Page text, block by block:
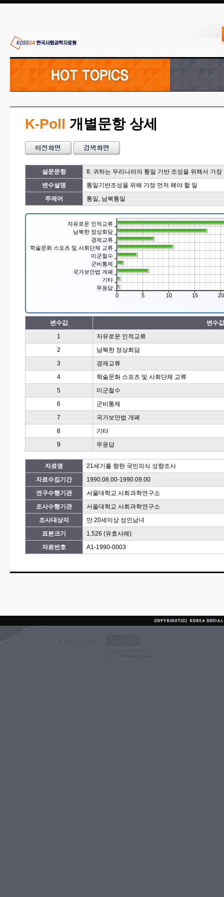
K-Poll 개별문항 상세
설문문항
8. 귀하는 우리나라의 통일 기반 조성을 위해서 가
변수설명
통일기반조성을 위해 가정 먼저 해야 할 일
주제어
통일, 남북통일
자유로운 인적교류
남북한 정상회담
경제교류
학술문화 스포츠 및 사회단체 교류
미군철수
군비통제
국가보안법 개폐
기타
무응답
0 5 10 15 20
변수값
변수
1
자유로운 인적교류
2
남북한 정상회담
3
경제교류
4
학술문화 스포츠 및 사회단체 교류
5
미군철수
6
군비통제
7
국가보안법 개폐
8
기타
9
무응답
자료명
21세기를 향한 국민의식 성향조사
자료수집기간
1990.08.00-1990.09.00
연구수행기관
서울대학교 사회과학연구소
조사수행기관
서울대학교 사회과학연구소
조사대상자
만 20세이상 성인남녀
표본크기
1,526 (유효사례)
자료번호
A1-1990-0003